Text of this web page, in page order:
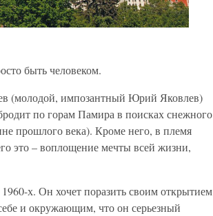
быть человеком.
(молодой, импозантный Юрий Яковлев)
по горам Памира в поисках снежного
прошлого века). Кроме него, в племя
это – воплощение мечты всей жизни,
х. Он хочет поразить своим открытием
и окружающим, что он серьезный